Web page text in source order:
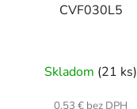
CVF030L5
Skladom (21 ks)
0,53 € bez DPH